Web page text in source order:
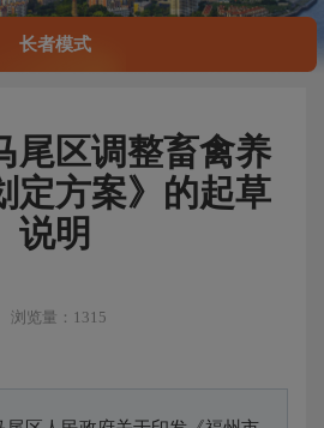
长者模式
尾区调整畜禽养
定方案》的起草
说明
浏览量：1315